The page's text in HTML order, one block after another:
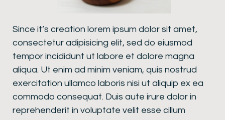
Since it’s creation lorem ipsum dolor sit amet,
consectetur adipisicing elit, sed do eiusmod
tempor incididunt ut labore et dolore magna
aliqua. Ut enim ad minim veniam, quis nostrud
exercitation ullamco laboris nisi ut aliquip ex ea
commodo consequat. Duis aute irure dolor in
reprehenderit in voluptate velit esse cillum